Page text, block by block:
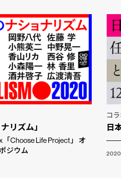
リズム」
「Choose Life Project」 オ
ジウム
コ
日